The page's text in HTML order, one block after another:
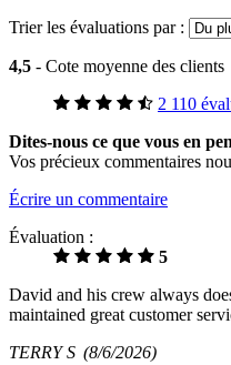
Trier les évaluations par :
4,5 - Cote moyenne des clients
2 110
Dites-nous ce que vous en
Vos précieux commentaires
Écrire un commentaire
Évaluation :
5
David and his crew always
maintained great customer
TERRY S (8/6/2026)